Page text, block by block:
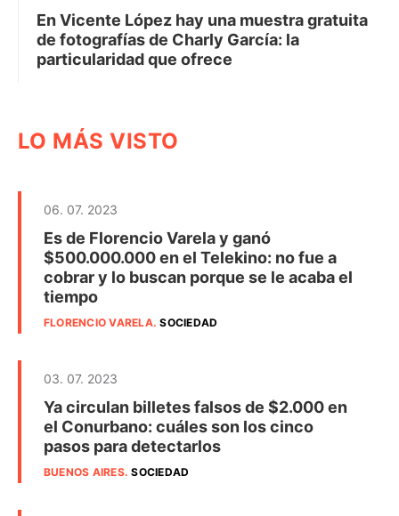
En Vicente López hay una muestra gratuita
de fotografías de Charly García: la
particularidad que ofrece
LO MÁS VISTO
06. 07. 2023
Es de Florencio Varela y ganó
$500.000.000 en el Telekino: no fue a
cobrar y lo buscan porque se le acaba el
tiempo
FLORENCIO VARELA.SOCIEDAD
03. 07. 2023
Ya circulan billetes falsos de $2.000 en
el Conurbano: cuáles son los cinco
pasos para detectarlos
BUENOS AIRES.SOCIEDAD